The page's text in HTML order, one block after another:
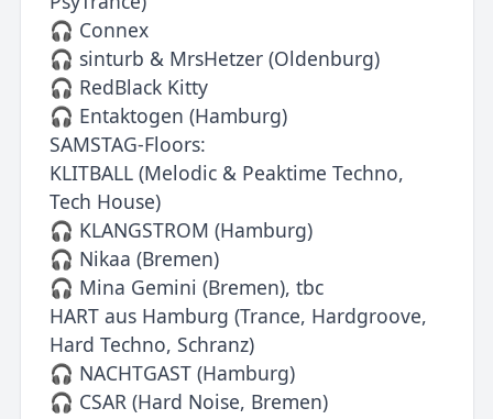
🎧 Connex
🎧 sinturb & MrsHetzer (Oldenburg)
🎧 RedBlack Kitty
🎧 Entaktogen (Hamburg)
SAMSTAG-Floors:
KLITBALL (Melodic & Peaktime Techno,
Tech House)
🎧 KLANGSTROM (Hamburg)
🎧 Nikaa (Bremen)
🎧 Mina Gemini (Bremen), tbc
HART aus Hamburg (Trance, Hardgroove,
Hard Techno, Schranz)
🎧 NACHTGAST (Hamburg)
🎧 CSAR (Hard Noise, Bremen)